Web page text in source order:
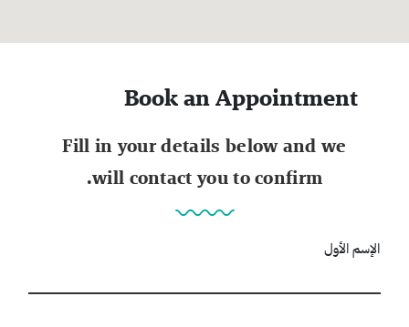
Book an Appointment
Fill in your details below and we
will contact you to confirm.
الإسم الأول